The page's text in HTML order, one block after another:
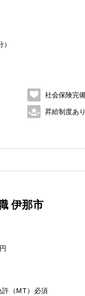
社会保険完
昇給制度あ
伊那市
許（MT）必須